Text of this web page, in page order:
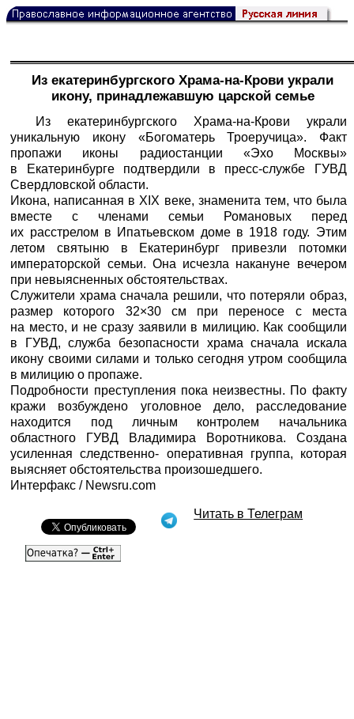
Из екатеринбургского Храма-на-Крови украли
икону, принадлежавшую царской семье
Из екатеринбургского Храма-на-Крови украли
уникальную икону «Богоматерь Троеручица». Факт
пропажи иконы радиостанции «Эхо Москвы»
в Екатеринбурге подтвердили в пресс-службе ГУВД
Свердловской области.
Икона, написанная в XIX веке, знаменита тем, что была
вместе с членами семьи Романовых перед
их расстрелом в Ипатьевском доме в 1918 году. Этим
летом святыню в Екатеринбург привезли потомки
императорской семьи. Она исчезла накануне вечером
при невыясненных обстоятельствах.
Служители храма сначала решили, что потеряли образ,
размер которого 32×30 см при переносе с места
на место, и не сразу заявили в милицию. Как сообщили
в ГУВД, служба безопасности храма сначала искала
икону своими силами и только сегодня утром сообщила
в милицию о пропаже.
Подробности преступления пока неизвестны. По факту
кражи возбуждено уголовное дело, расследование
находится под личным контролем начальника
областного ГУВД Владимира Воротникова. Создана
усиленная следственно- оперативная группа, которая
выясняет обстоятельства произошедшего.
Интерфакс / Newsru.com
Читать в Телеграм